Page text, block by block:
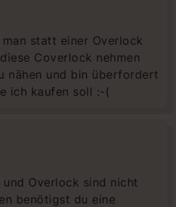
statt einer Overlock
Coverlock nehmen
nähen und bin überfordert
ich kaufen soll :-(
Overlock sind nicht
benötigst du eine